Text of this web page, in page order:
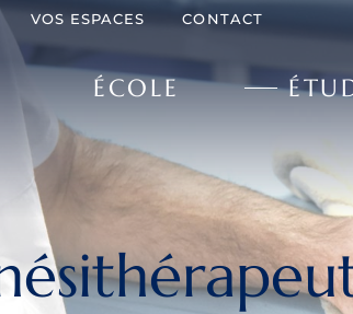
VOS ESPACES CONTACT
ÉCOLE